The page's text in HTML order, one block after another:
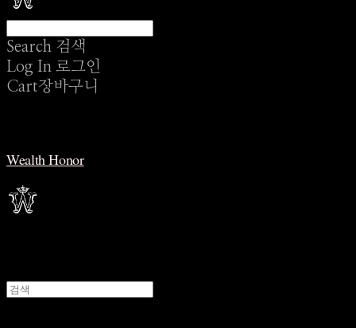
Search 검색
Log In 로그인
Cart장바구니
Wealth Honor